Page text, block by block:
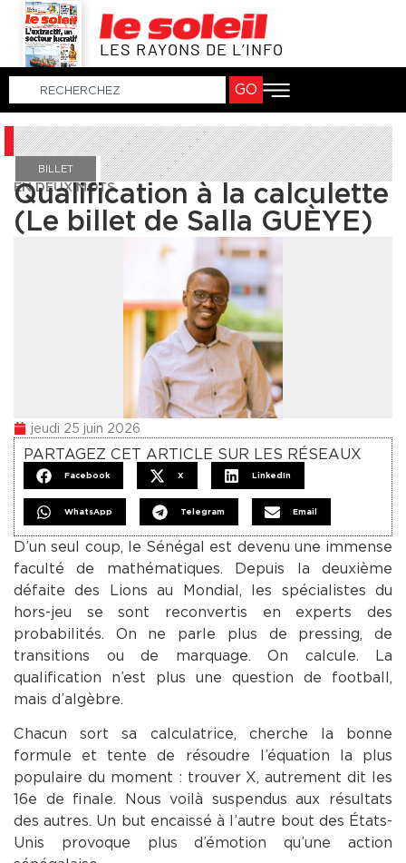
LES RAYONS DE L’INFO
GO
BILLET
EN DEUX MOTS
Qualification à la calculette
(Le billet de Salla GUÈYE)
jeudi 25 juin 2026
PARTAGEZ CET ARTICLE SUR LES RÉSEAUX
Facebook X LinkedIn
WhatsApp Telegram Email
D’un seul coup, le Sénégal est devenu une immense
faculté de mathématiques. Depuis la deuxième
défaite des Lions au Mondial, les spécialistes du
hors-jeu se sont reconvertis en experts des
probabilités. On ne parle plus de pressing, de
transitions ou de marquage. On calcule. La
qualification n’est plus une question de football,
mais d’algèbre.
Chacun sort sa calculatrice, cherche la bonne
formule et tente de résoudre l’équation la plus
populaire du moment : trouver X, autrement dit les
16e de finale. Nous voilà suspendus aux résultats
des autres. Un but encaissé à l’autre bout des États-
Unis provoque plus d’émotion qu’une action